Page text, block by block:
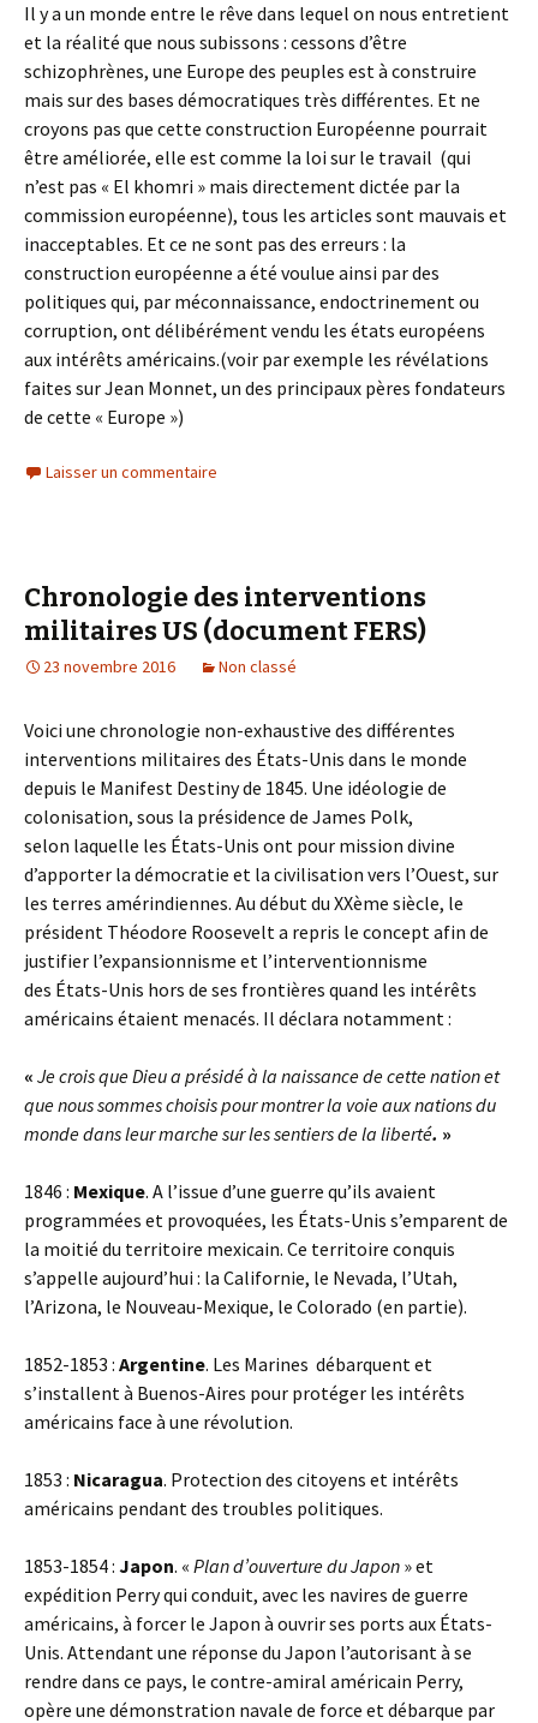
Il y a un monde entre le rêve dans lequel on nous entretient
et la réalité que nous subissons : cessons d’être
schizophrènes, une Europe des peuples est à construire
mais sur des bases démocratiques très différentes. Et ne
croyons pas que cette construction Européenne pourrait
être améliorée, elle est comme la loi sur le travail (qui
n’est pas « El khomri » mais directement dictée par la
commission européenne), tous les articles sont mauvais et
inacceptables. Et ce ne sont pas des erreurs : la
construction européenne a été voulue ainsi par des
politiques qui, par méconnaissance, endoctrinement ou
corruption, ont délibérément vendu les états européens
aux intérêts américains.(voir par exemple les révélations
faites sur Jean Monnet, un des principaux pères fondateurs
de cette « Europe »)
Laisser un commentaire
Chronologie des interventions
militaires US (document FERS)
23 novembre 2016 Non classé
Voici une chronologie non-exhaustive des différentes
interventions militaires des États-Unis dans le monde
depuis le Manifest Destiny de 1845. Une idéologie de
colonisation, sous la présidence de James Polk,
selon laquelle les États-Unis ont pour mission divine
d’apporter la démocratie et la civilisation vers l’Ouest, sur
les terres amérindiennes. Au début du XXème siècle, le
président Théodore Roosevelt a repris le concept afin de
justifier l’expansionnisme et l’interventionnisme
des États-Unis hors de ses frontières quand les intérêts
américains étaient menacés. Il déclara notamment :
« Je crois que Dieu a présidé à la naissance de cette nationet
que nous sommes choisis pour montrer la voie auxnations du
monde dans leur marche sur les sentiers de la liberté. »
1846 : Mexique. A l’issue d’une guerre qu’ils avaient
programmées et provoquées, les États-Unis s’emparent de
la moitié du territoire mexicain. Ce territoire conquis
s’appelle aujourd’hui : la Californie, le Nevada, l’Utah,
l’Arizona, le Nouveau-Mexique, le Colorado (en partie).
1852-1853 : Argentine. Les Marines débarquent et
s’installent à Buenos-Aires pour protéger les intérêts
américains face à une révolution.
1853 : Nicaragua. Protection des citoyens et intérêts
américains pendant des troubles politiques.
1853-1854 : Japon. « Pland’ouverture du Japon » et
expédition Perry qui conduit, avec les navires de guerre
américains, à forcer le Japon à ouvrir ses ports aux États-
Unis. Attendant une réponse du Japon l’autorisant à se
rendre dans ce pays, le contre-amiral américain Perry,
opère une démonstration navale de force et débarque par